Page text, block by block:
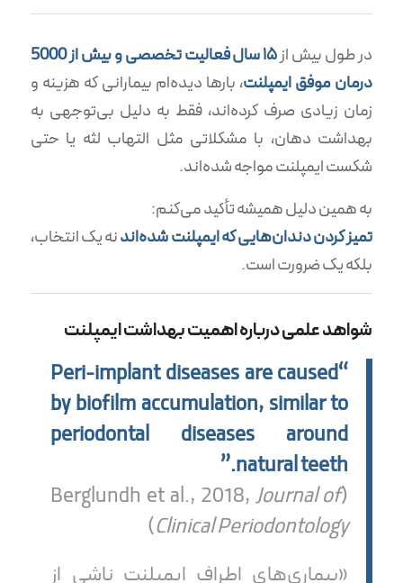
در طول بیش از
۱۵ سال فعالیت تخصصی و بیش از 5000
درمان موفق ایمپلنت، بارها دیده‌ام بیمارانی که هزینه و
زمان زیادی صرف کرده‌اند، فقط به دلیل بی‌توجهی به
بهداشت دهان، با مشکلاتی مثل التهاب لثه یا حتی
شکست ایمپلنت مواجه شده‌اند.
به همین دلیل همیشه تأکید می‌کنم:
تمیز کردن دندان‌هایی که ایمپلنت شده‌اندنه یک انتخاب،
بلکه یک ضرورت است.
شواهد علمی درباره اهمیت بهداشت ایمپلنت
“Peri-implant diseases are caused
by biofilm accumulation, similar to
periodontal diseases around
natural teeth.”
(Berglundh et al., 2018,
Journal of
Clinical Periodontology
)
«بیماری‌های اطراف ایمپلنت ناشی از